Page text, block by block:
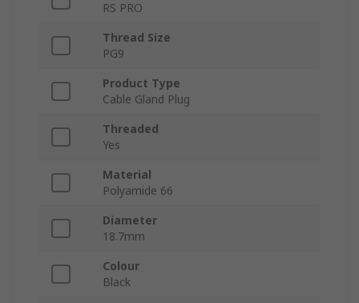
RS PRO
Thread Size
PG9
Product Type
Cable Gland Plug
Threaded
Yes
Material
Polyamide 66
Diameter
18.7mm
Colour
Black